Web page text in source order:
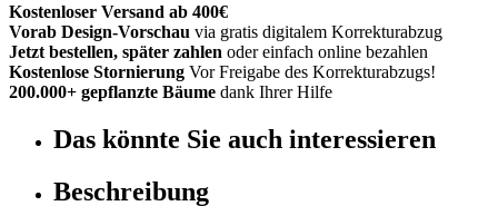
Kostenloser Versand ab 400€
Vorab Design-Vorschau via gratis digitalem Korrekturabzug
Jetzt bestellen, später zahlen oder einfach online bezahlen
Kostenlose Stornierung Vor Freigabe des Korrekturabzugs!
200.000+ gepflanzte Bäume dank Ihrer Hilfe
Das könnte Sie auch interessieren
Beschreibung